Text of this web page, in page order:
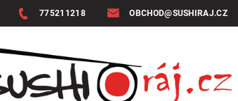
775211218 OBCHOD@SUSHIRAJ.CZ